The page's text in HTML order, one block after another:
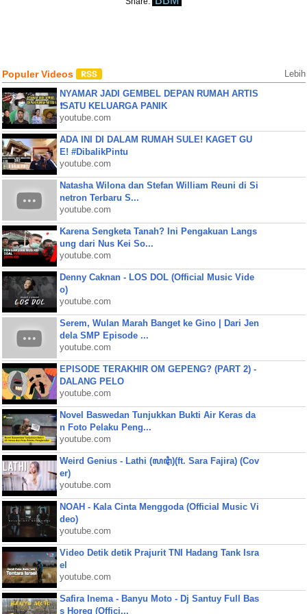
Populer Videos Lebih
NYAMAR JADI GEMBEL DEPAN RUMAH ARTIS
❗SATU KELUARGA PANIK
youtube.com
ADA INI DI DALAM RUMAH SULE! KAGET GU
E! #DibalikPintu
youtube.com
Natasha Wilona dan Stefan William Reuni di Si
netron Terbaru S...
youtube.com
Karena Sengketa Tanah? Ini Pengakuan Langs
ung dari Nus Kei So...
youtube.com
Denny Caknan - LOS DOL (Official Music Vide
o)
youtube.com
Serem, Wulan Marah Banget ke Gino | Dari Jen
dela SMP Episode ...
youtube.com
EPISODE TERAKHIR OM GEPENG? (PART 2) -
DALANG PELO
youtube.com
Novel Baswedan Tunjukkan Bukti Air Keras da
n Foto Pelaku Peng...
youtube.com
Weird Genius - Lathi (ꦭꦛꦶ)(ft. Sara Fajira) (Cov
er)
youtube.com
NOAH - Kala Cinta Menggoda (Official Music Vi
deo)
youtube.com
Video Detik detik Prajurit TNI Hadang Tank Isra
el
youtube.com
Safira Inema - Banyu Moto - Dj Santuy Full Bas
s Horeg (Offici...